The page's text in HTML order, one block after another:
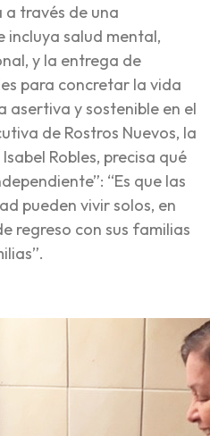
a través de una
incluya salud mental,
y la entrega de
para concretar la vida
asertiva y sostenible en el
de Rostros Nuevos, la
Robles, precisa qué
“Es que las
pueden vivir solos, en
regreso con sus familias